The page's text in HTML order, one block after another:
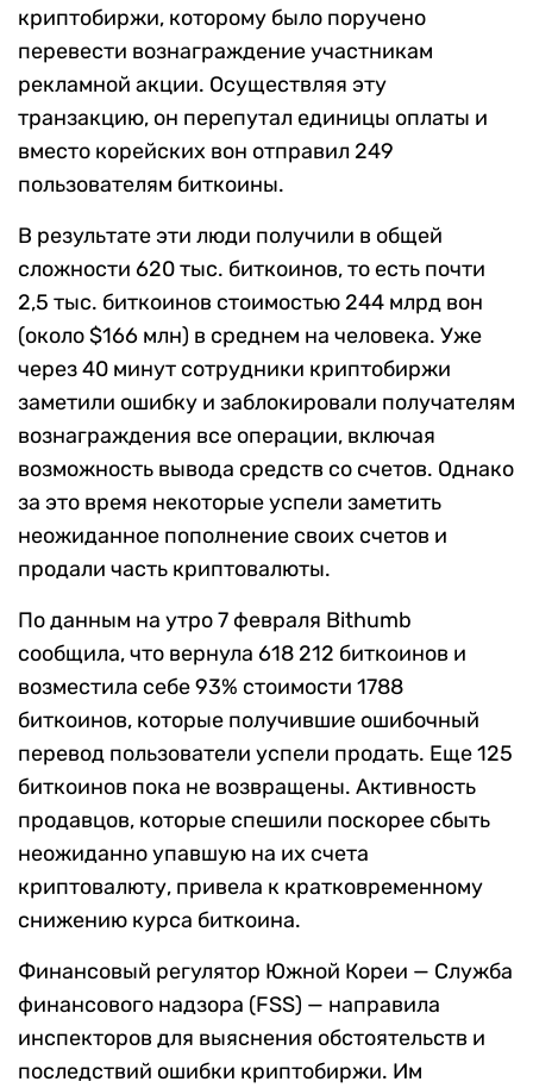
криптобиржи, которому было поручено
перевести вознаграждение участникам
рекламной акции. Осуществляя эту
транзакцию, он перепутал единицы оплаты и
вместо корейских вон отправил 249
пользователям биткоины.
В результате эти люди получили в общей
сложности 620 тыс. биткоинов, то есть почти
2,5 тыс. биткоинов стоимостью 244 млрд вон
(около $166 млн) в среднем на человека. Уже
через 40 минут сотрудники криптобиржи
заметили ошибку и заблокировали получателям
вознаграждения все операции, включая
возможность вывода средств со счетов. Однако
за это время некоторые успели заметить
неожиданное пополнение своих счетов и
продали часть криптовалюты.
По данным на утро 7 февраля Bithumb
сообщила, что вернула 618 212 биткоинов и
возместила себе 93% стоимости 1788
биткоинов, которые получившие ошибочный
перевод пользователи успели продать. Еще 125
биткоинов пока не возвращены. Активность
продавцов, которые спешили поскорее сбыть
неожиданно упавшую на их счета
криптовалюту, привела к кратковременному
снижению курса биткоина.
Финансовый регулятор Южной Кореи — Служба
финансового надзора (FSS) — направила
инспекторов для выяснения обстоятельств и
последствий ошибки криптобиржи. Им